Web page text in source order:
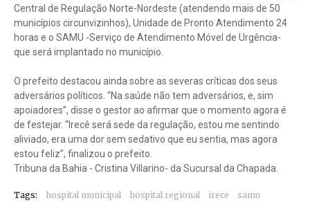
Central de Regulação Norte-Nordeste (atendendo mais de 50
municípios circunvizinhos), Unidade de Pronto Atendimento 24
horas e o SAMU -Serviço de Atendimento Móvel de Urgência-
que será implantado no município.
O prefeito destacou ainda sobre as severas críticas dos seus
adversários políticos. “Na saúde não tem adversários, e, sim
apoiadores”, disse o gestor ao afirmar que o momento agora é
de festejar. “Irecê será sede da regulação, estou me sentindo
aliviado, era uma dor sem sedativo que eu sentia, mas agora
estou feliz”, finalizou o prefeito.
Tribuna da Bahia - Cristina Villarino- da Sucursal da Chapada.
Tags: hospital municipal hospital regional irece samu